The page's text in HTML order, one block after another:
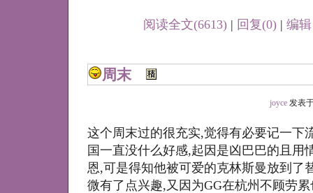
阅读全文(6613) | 回复(0) | 编辑
周末
joyce 发表
这个周末过的很充实,觉得有必要记一下
国一直没什么好感,起因是凶巴巴的且用
恩,可是得知他被可爱的克林斯曼放到了
微有了点兴趣,又因为GG在杭州不顾劳